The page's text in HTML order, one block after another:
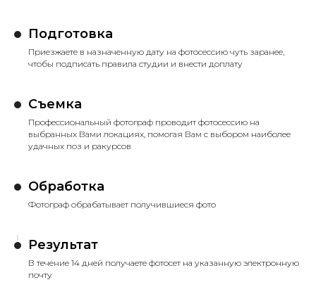
Подготовка
Приезжаете в назначенную дату на фотосессию чуть заранее,
чтобы подписать правила студии и внести доплату
Съемка
Профессиональный фотограф проводит фотосессию на
выбранных Вами локациях, помогая Вам с выбором наиболее
удачных поз и ракурсов
Обработка
Фотограф обрабатывает получившиеся фото
Результат
В течение 14 дней получаете фотосет на указанную электронную
почту